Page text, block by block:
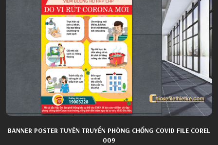
BANNER POSTER TUYÊN TRUYỀN PHÒNG CHỐNG COVID FILE COREL
009